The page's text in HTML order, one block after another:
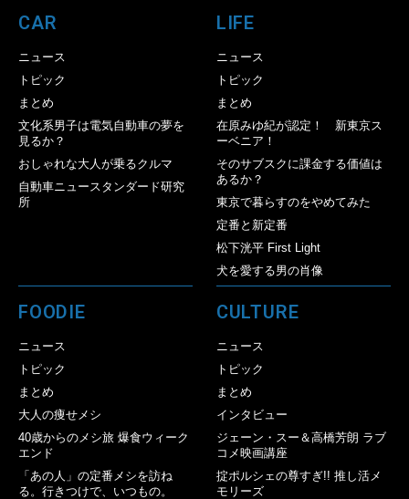
CAR
ニュース
トピック
まとめ
文化系男子は電気自動車の夢を
見るか？
おしゃれな大人が乗るクルマ
自動車ニュースタンダード研究
所
LIFE
ニュース
トピック
まとめ
在原みゆ紀が認定！ 新東京ス
ーベニア！
そのサブスクに課金する価値は
あるか？
東京で暮らすのをやめてみた
定番と新定番
松下洸平 First Light
犬を愛する男の肖像
FOODIE
ニュース
トピック
まとめ
大人の痩せメシ
40歳からのメシ旅 爆食ウィーク
エンド
「あの人」の定番メシを訪ね
る。行きつけで、いつもの。
CULTURE
ニュース
トピック
まとめ
インタビュー
ジェーン・スー＆高橋芳朗 ラブ
コメ映画講座
掟ポルシェの尊すぎ!! 推し活メ
モリーズ